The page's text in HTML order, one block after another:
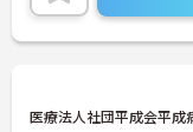
医療法人社団平成会平成